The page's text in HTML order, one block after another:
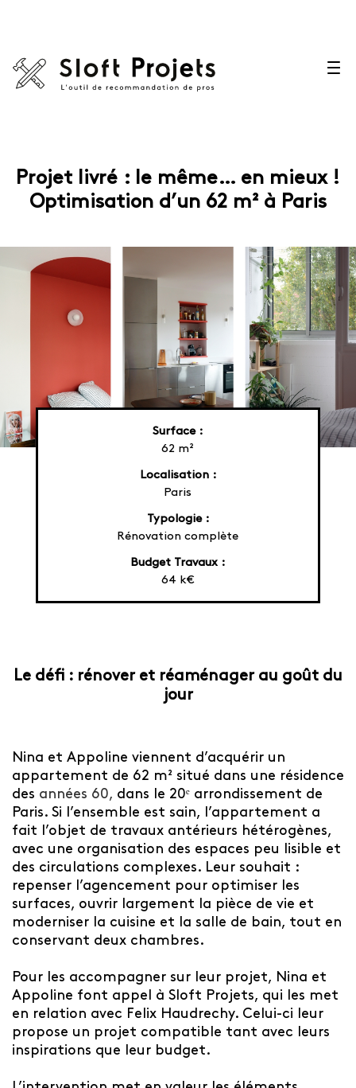
Projet livré : le même… en mieux !
Optimisation d’un 62 m² à Paris
Surface :
62 m²
Localisation :
Paris
Typologie :
Rénovation complète
Budget Travaux :
64 k€
Le défi : rénover et réaménager au goût du
jour
Nina et Appoline viennent d’acquérir un
appartement de 62 m² situé dans une résidence
des années 60, dans le 20ᵉ arrondissement de
Paris. Si l’ensemble est sain, l’appartement a
fait l’objet de travaux antérieurs hétérogènes,
avec une organisation des espaces peu lisible et
des circulations complexes. Leur souhait :
repenser l’agencement pour optimiser les
surfaces, ouvrir largement la pièce de vie et
moderniser la cuisine et la salle de bain, tout en
conservant deux chambres.
Pour les accompagner sur leur projet, Nina et
Appoline font appel à Sloft Projets, qui les met
en relation avec Felix Haudrechy. Celui-ci leur
propose un projet compatible tant avec leurs
inspirations que leur budget.